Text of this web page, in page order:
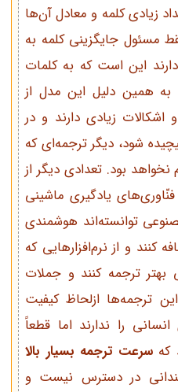
زیادی کلمه و معادل آن‌ها
مسئول جایگزینی کلمه به
این است که به کلمات
به همین دلیل این مدل از
اشکالات زیادی دارند و در
شود، دیگر ترجمه‌ای که
نخواهد بود. تعدادی دیگر از
فنّاوری‌های یادگیری ماشینی
توانسته‌اند هوشمندی
کنند و از نرم‌افزار‌هایی که
بهتر ترجمه کنند و جملات
ترجمه‌ها ازلحاظ کیفیت
را ندارند اما قطعاً
کهسرعت ترجمه بسیار بالا
در دسترس نیست و